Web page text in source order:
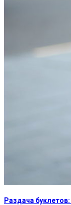
Раздача